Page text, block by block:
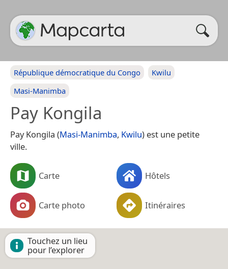
République démocratique du Congo
Kwilu
Masi-Manimba
Pay Kongila
Pay Kongila (Masi-Manimba, Kwilu) est une petite
ville.
Carte Hôtels
Carte photo Itinéraires
Touchez un lieu
pour l’explorer